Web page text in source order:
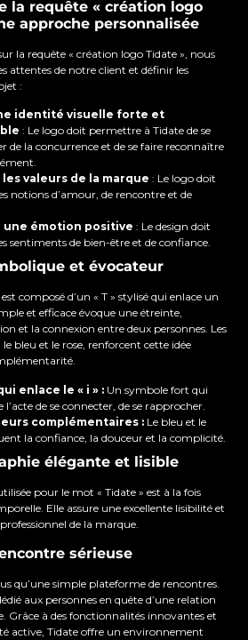
la requête « création logo
approche personnalisée
la requête « création logo Tidate », nous
attentes de notre client et définir les
:
identité visuelle forte et
: Le logo doit permettre à Tidate de se
de la concurrence et de se faire reconnaître
valeurs de la marque : Le logo doit
notions d’amour, de rencontre et de
une émotion positive : Le design doit
sentiments de bien-être et de confiance.
et évocateur
composé d’un « T » stylisé qui enlace un
et efficace évoque une étreinte,
et la connexion entre deux personnes. Les
le bleu et le rose, renforcent cette idée
enlace le « i » : Un symbole fort qui
l’acte de se connecter, de se rapprocher.
complémentaires : Le bleu et le
la confiance, la douceur et la complicité.
élégante et lisible
pour le mot « Tidate » est à la fois
Elle assure une excellente lisibilité et
de la marque.
sérieuse
qu’une simple plateforme de rencontres.
aux personnes en quête d’une relation
Grâce à des fonctionnalités innovantes et
active, Tidate offre un environnement